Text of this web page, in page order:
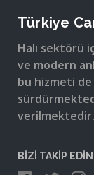
Türkiye
Halı sektörü
ve modern
bu hizmeti de
verilmektedir.
BİZİ TAKİP